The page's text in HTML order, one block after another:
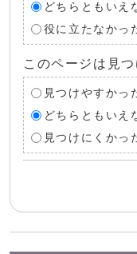
どちらともいえ
役に立たなかっ
このページは見
見つけやすかっ
どちらともいえ
見つけにくかっ